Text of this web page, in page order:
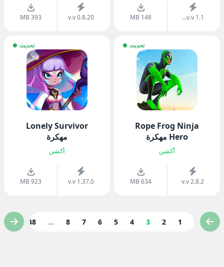
v.v 1.1...
148 MB
v.v 0.8.20
393 MB
تحديث
Rope Frog Ninja
Hero مهكرة
أكشن
v.v 2.8.2
634 MB
تحديث
Lonely Survivor
مهكرة
أكشن
v.v 1.37.0
923 MB
1
2
3
4
5
6
7
8
...
48